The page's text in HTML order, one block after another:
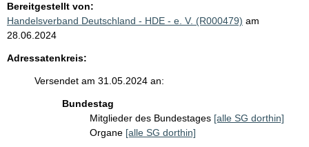
Bereitgestellt von:
Handelsverband Deutschland - HDE - e. V. (R000479) am
28.06.2024
Adressatenkreis:
Versendet am 31.05.2024 an:
Bundestag
Mitglieder des Bundestages [alle SG dorthin]
Organe [alle SG dorthin]